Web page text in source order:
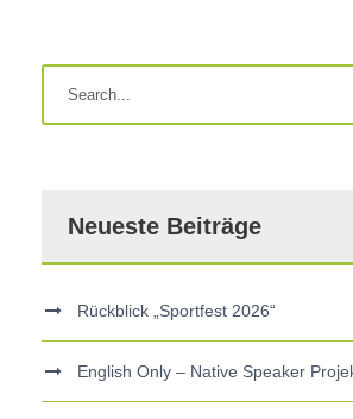
Neueste Beiträge
Rückblick „Sportfest 2026“
English Only – Native Speaker